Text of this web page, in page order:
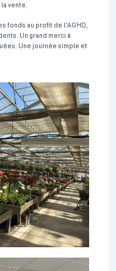
vente.
fonds au profit de l'AGHD,
Un grand merci à
Une journée simple et